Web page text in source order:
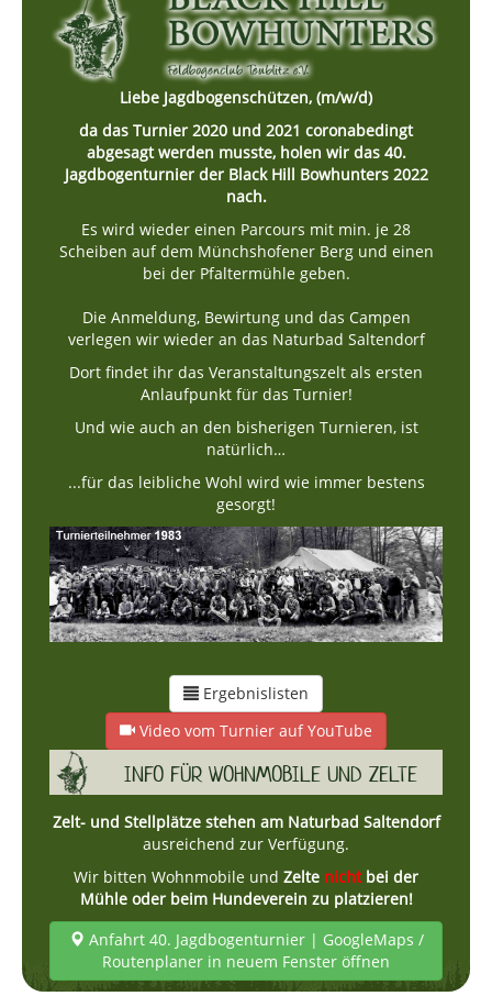
Liebe Jagdbogenschützen, (m/w/d)
da das Turnier 2020 und 2021 coronabedingt
abgesagt werden musste, holen wir das 40.
Jagdbogenturnier der Black Hill Bowhunters 2022
nach.
Es wird wieder einen Parcours mit min. je 28
Scheiben auf dem Münchshofener Berg und einen
bei der Pfaltermühle geben.
Die Anmeldung, Bewirtung und das Campen
verlegen wir wieder an das Naturbad Saltendorf
Dort findet ihr das Veranstaltungszelt als ersten
Anlaufpunkt für das Turnier!
Und wie auch an den bisherigen Turnieren, ist
natürlich…
...für das leibliche Wohl wird wie immer bestens
gesorgt!
Ergebnislisten
Video vom Turnier auf YouTube
INFO FÜR WOHNMOBILE UND ZELTE
Zelt- und Stellplätze stehen am Naturbad Saltendorf
ausreichend zur Verfügung.
Wir bitten Wohnmobile und Zelte nichtbei der
Mühle oder beim Hundeverein zu platzieren!
Anfahrt 40. Jagdbogenturnier | GoogleMaps /
Routenplaner in neuem Fenster öffnen